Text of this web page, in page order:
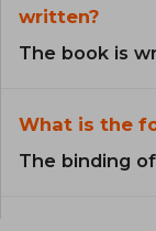
written?
The book is
What is the
The binding